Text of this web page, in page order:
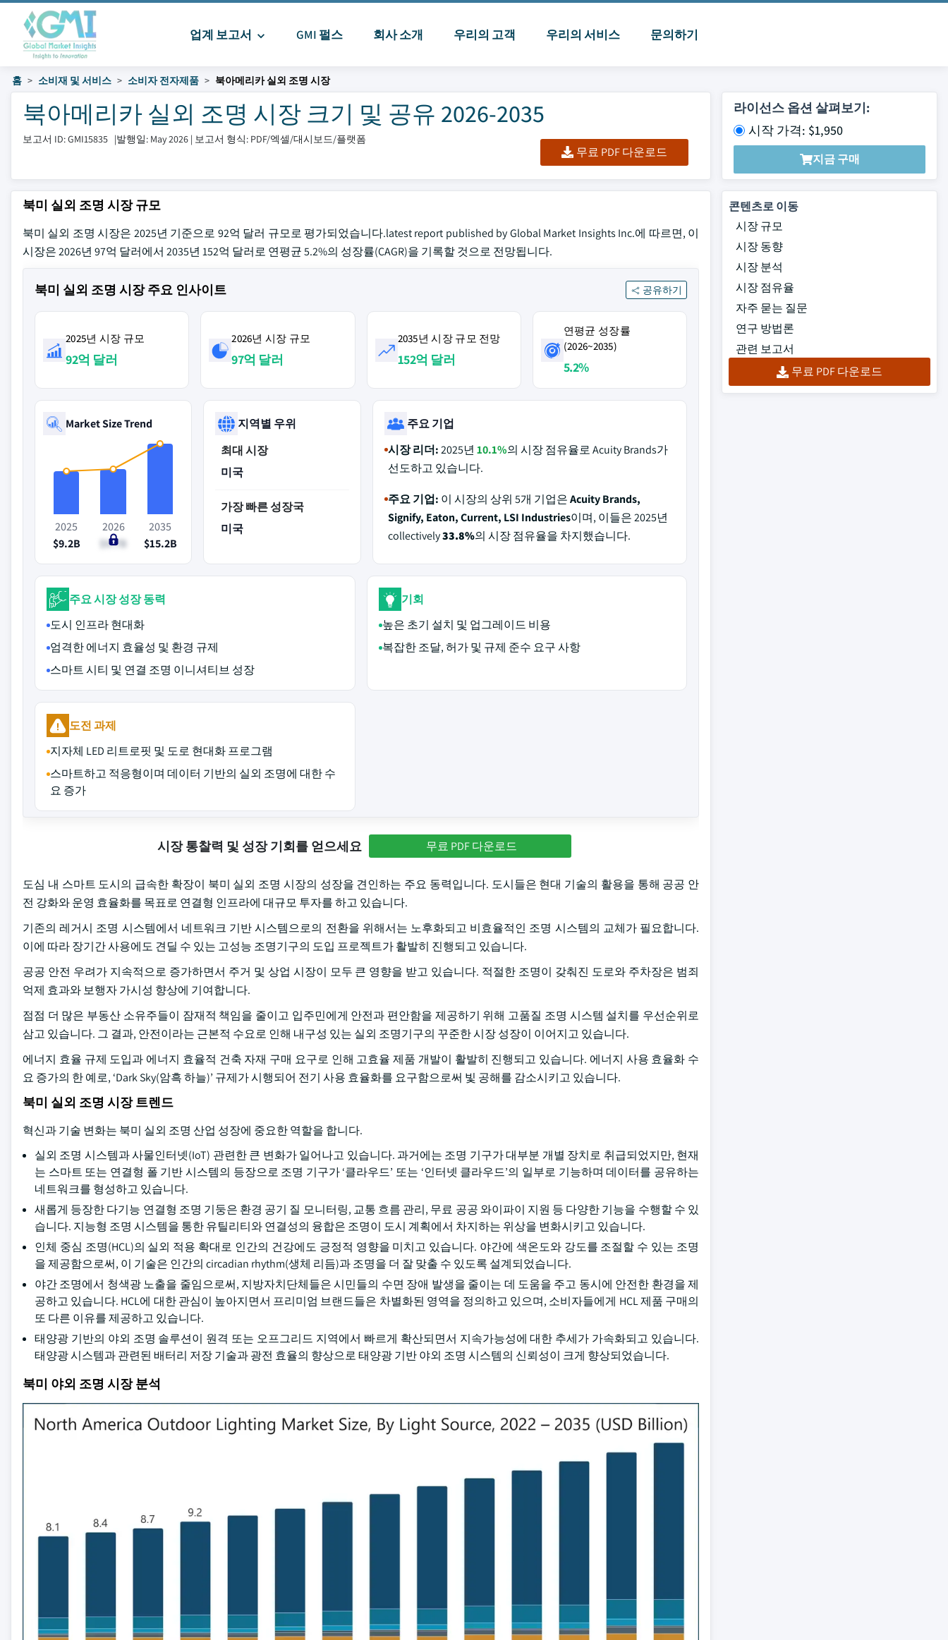
업계 보고서 GMI 펄스 회사 소개 우리의 고객 우리의 서비스 문의하기
홈 소비재 및 서비스 소비자 전자제품 북아메리카 실외 조명 시장
북아메리카 실외 조명 시장 크기 및 공유 2026-2035
보고서 ID: GMI15835 |발행일: May 2026 | 보고서 형식: PDF/엑셀/대시보드/플랫폼
무료 PDF 다운로드
라이선스 옵션 살펴보기:
시작 가격: $1,950
지금 구매
북미 실외 조명 시장 규모
북미 실외 조명 시장은 2025년 기준으로 92억 달러 규모로 평가되었습니다.latest report published by Global Market Insights Inc.에 따르면, 이
시장은 2026년 97억 달러에서 2035년 152억 달러로 연평균 5.2%의 성장률(CAGR)을 기록할 것으로 전망됩니다.
북미 실외 조명 시장 주요 인사이트 공유하기
2025년 시장 규모
92억 달러
2026년 시장 규모
97억 달러
2035년 시장 규모 전망
152억 달러
연평균 성장률
(2026~2035)
5.2%
Market Size Trend
2025
$9.2B
2026
$9.7B
2035
$15.2B
지역별 우위
최대 시장
미국
가장 빠른 성장국
미국
주요 기업
시장 리더:2025년 10.1%의 시장 점유율로 Acuity Brands가
선도하고 있습니다.
주요 기업: 이 시장의 상위 5개 기업은Acuity Brands,
Signify, Eaton, Current, LSI Industries이며, 이들은 2025년
collectively33.8%의 시장 점유율을 차지했습니다.
주요 시장 성장 동력
도시 인프라 현대화
엄격한 에너지 효율성 및 환경 규제
스마트 시티 및 연결 조명 이니셔티브 성장
기회
높은 초기 설치 및 업그레이드 비용
복잡한 조달, 허가 및 규제 준수 요구 사항
도전 과제
지자체 LED 리트로핏 및 도로 현대화 프로그램
스마트하고 적응형이며 데이터 기반의 실외 조명에 대한 수
요 증가
시장 통찰력 및 성장 기회를 얻으세요 무료 PDF 다운로드
도심 내 스마트 도시의 급속한 확장이 북미 실외 조명 시장의 성장을 견인하는 주요 동력입니다. 도시들은 현대 기술의 활용을 통해 공공 안
전 강화와 운영 효율화를 목표로 연결형 인프라에 대규모 투자를 하고 있습니다.
기존의 레거시 조명 시스템에서 네트워크 기반 시스템으로의 전환을 위해서는 노후화되고 비효율적인 조명 시스템의 교체가 필요합니다.
이에 따라 장기간 사용에도 견딜 수 있는 고성능 조명기구의 도입 프로젝트가 활발히 진행되고 있습니다.
공공 안전 우려가 지속적으로 증가하면서 주거 및 상업 시장이 모두 큰 영향을 받고 있습니다. 적절한 조명이 갖춰진 도로와 주차장은 범죄
억제 효과와 보행자 가시성 향상에 기여합니다.
점점 더 많은 부동산 소유주들이 잠재적 책임을 줄이고 입주민에게 안전과 편안함을 제공하기 위해 고품질 조명 시스템 설치를 우선순위로
삼고 있습니다. 그 결과, 안전이라는 근본적 수요로 인해 내구성 있는 실외 조명기구의 꾸준한 시장 성장이 이어지고 있습니다.
에너지 효율 규제 도입과 에너지 효율적 건축 자재 구매 요구로 인해 고효율 제품 개발이 활발히 진행되고 있습니다. 에너지 사용 효율화 수
요 증가의 한 예로, ‘Dark Sky(암흑 하늘)’ 규제가 시행되어 전기 사용 효율화를 요구함으로써 빛 공해를 감소시키고 있습니다.
북미 실외 조명 시장 트렌드
혁신과 기술 변화는 북미 실외 조명 산업 성장에 중요한 역할을 합니다.
실외 조명 시스템과 사물인터넷(IoT) 관련한 큰 변화가 일어나고 있습니다. 과거에는 조명 기구가 대부분 개별 장치로 취급되었지만, 현재
는 스마트 또는 연결형 폴 기반 시스템의 등장으로 조명 기구가 ‘클라우드’ 또는 ‘인터넷 클라우드’의 일부로 기능하며 데이터를 공유하는
네트워크를 형성하고 있습니다.
새롭게 등장한 다기능 연결형 조명 기둥은 환경 공기 질 모니터링, 교통 흐름 관리, 무료 공공 와이파이 지원 등 다양한 기능을 수행할 수 있
습니다. 지능형 조명 시스템을 통한 유틸리티와 연결성의 융합은 조명이 도시 계획에서 차지하는 위상을 변화시키고 있습니다.
인체 중심 조명(HCL)의 실외 적용 확대로 인간의 건강에도 긍정적 영향을 미치고 있습니다. 야간에 색온도와 강도를 조절할 수 있는 조명
을 제공함으로써, 이 기술은 인간의 circadian rhythm(생체 리듬)과 조명을 더 잘 맞출 수 있도록 설계되었습니다.
야간 조명에서 청색광 노출을 줄임으로써, 지방자치단체들은 시민들의 수면 장애 발생을 줄이는 데 도움을 주고 동시에 안전한 환경을 제
공하고 있습니다. HCL에 대한 관심이 높아지면서 프리미엄 브랜드들은 차별화된 영역을 정의하고 있으며, 소비자들에게 HCL 제품 구매의
또 다른 이유를 제공하고 있습니다.
태양광 기반의 야외 조명 솔루션이 원격 또는 오프그리드 지역에서 빠르게 확산되면서 지속가능성에 대한 추세가 가속화되고 있습니다.
태양광 시스템과 관련된 배터리 저장 기술과 광전 효율의 향상으로 태양광 기반 야외 조명 시스템의 신뢰성이 크게 향상되었습니다.
북미 야외 조명 시장 분석
콘텐츠로 이동
시장 규모
시장 동향
시장 분석
시장 점유율
자주 묻는 질문
연구 방법론
관련 보고서
무료 PDF 다운로드